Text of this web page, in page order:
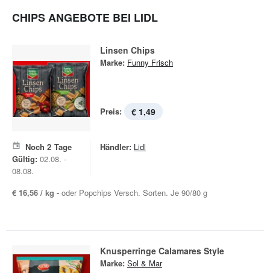
CHIPS ANGEBOTE BEI LIDL
Linsen Chips
Marke: Funny Frisch
Preis: € 1,49
Noch 2 Tage
Gültig: 02.08. -
08.08.
Händler: Lidl
€ 16,56 / kg - oder Popchips Versch. Sorten. Je 90/80 g
Knusperringe Calamares Style
Marke: Sol & Mar